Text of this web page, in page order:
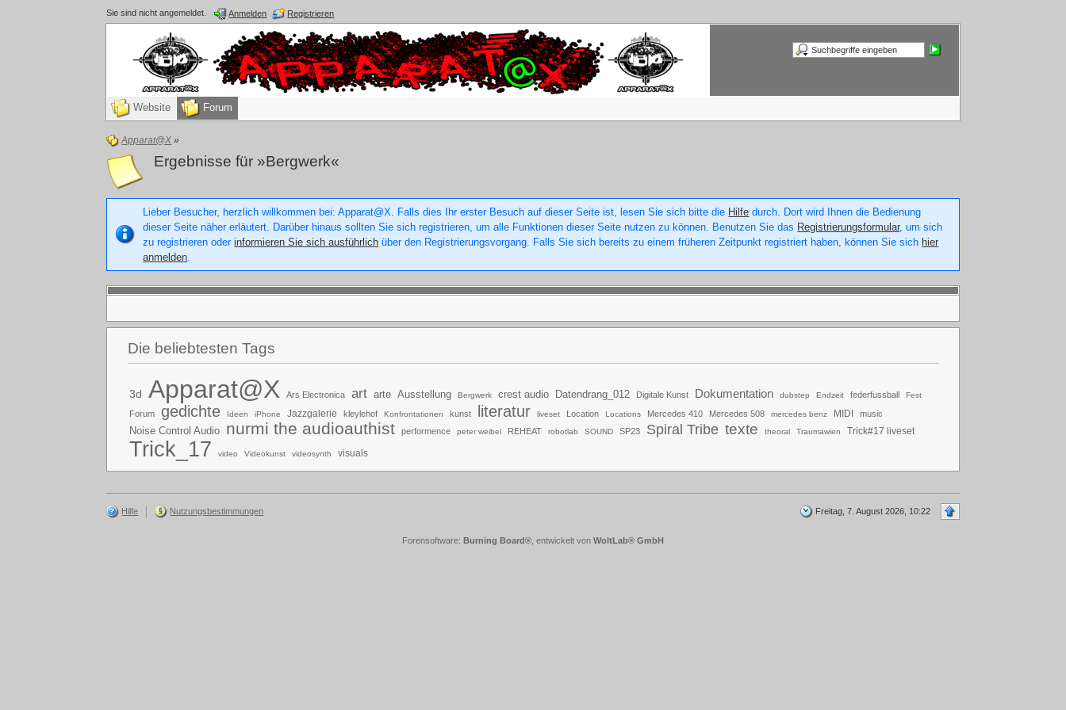
Sie sind nicht angemeldet. Anmelden Registrieren
Website Forum
Apparat@X »
Ergebnisse für »Bergwerk«
Lieber Besucher, herzlich willkommen bei: Apparat@X. Falls dies Ihr erster Besuch auf dieser Seite ist, lesen Sie sich bitte die Hilfe durch. Dort wird Ihnen die Bedienung
dieser Seite näher erläutert. Darüber hinaus sollten Sie sich registrieren, um alle Funktionen dieser Seite nutzen zu können. Benutzen Sie das Registrierungsformular, um sich
zu registrieren oderinformieren Sie sich ausführlich über den Registrierungsvorgang. Falls Sie sich bereits zu einem früheren Zeitpunkt registriert haben, können Sie sich hier
anmelden.
Die beliebtesten Tags
3d Apparat@X Ars Electronica art arte Ausstellung Bergwerk crest audio Datendrang_012 Digitale Kunst Dokumentation dubstep Endzeit federfussball Fest
Forum gedichte Ideen iPhone Jazzgalerie kleylehof Konfrontationen kunst literatur liveset Location Locations Mercedes 410 Mercedes 508 mercedes benz MIDI music
Noise Control Audio nurmi the audioauthist performence peter weibel REHEAT robotlab SOUND SP23 Spiral Tribe texte theoral Traumawien Trick#17 liveset
Trick_17 video Videokunst videosynth visuals
Hilfe Nutzungsbestimmungen Freitag, 7. August 2026, 10:22
Forensoftware: Burning Board® , entwickelt von WoltLab® GmbH